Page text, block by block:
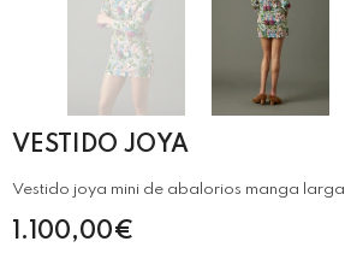
VESTIDO JOYA
Vestido joya mini de abalorios manga larga
1.100,00€